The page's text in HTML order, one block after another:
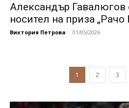
Александър Гавалюгов
носител на приза
Виктория Петрова - 01/05/2026
1 2 3